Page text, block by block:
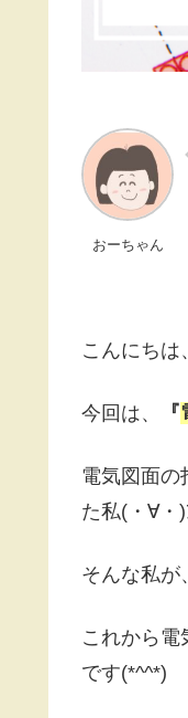
おーちゃん
こんにちは
今回は、 『
電気図面の
た私(・∀・)
そんな私が
これから電
です(*^^*)